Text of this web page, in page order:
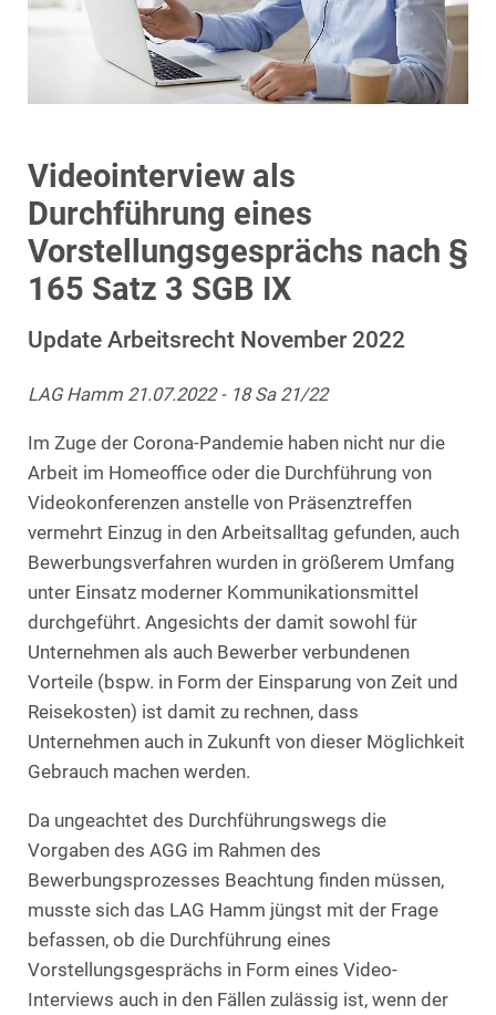
Videointerview als
Durchführung eines
Vorstellungsgesprächs nach §
165 Satz 3 SGB IX
Update Arbeitsrecht November 2022
LAG Hamm 21.07.2022 - 18 Sa 21/22
Im Zuge der Corona-Pandemie haben nicht nur die
Arbeit im Homeoffice oder die Durchführung von
Videokonferenzen anstelle von Präsenztreffen
vermehrt Einzug in den Arbeitsalltag gefunden, auch
Bewerbungsverfahren wurden in größerem Umfang
unter Einsatz moderner Kommunikationsmittel
durchgeführt. Angesichts der damit sowohl für
Unternehmen als auch Bewerber verbundenen
Vorteile (bspw. in Form der Einsparung von Zeit und
Reisekosten) ist damit zu rechnen, dass
Unternehmen auch in Zukunft von dieser Möglichkeit
Gebrauch machen werden.
Da ungeachtet des Durchführungswegs die
Vorgaben des AGG im Rahmen des
Bewerbungsprozesses Beachtung finden müssen,
musste sich das LAG Hamm jüngst mit der Frage
befassen, ob die Durchführung eines
Vorstellungsgesprächs in Form eines Video-
Interviews auch in den Fällen zulässig ist, wenn der